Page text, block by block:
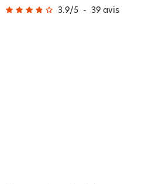
3.9/5 - 39 avis